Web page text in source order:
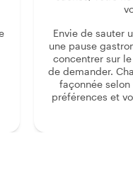
Envie de sauter
une pause
concentrer sur
de demander.
façonnée
préférences et